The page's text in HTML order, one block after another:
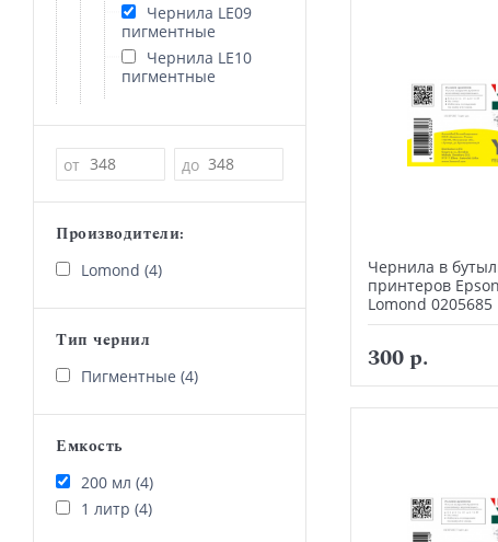
Чернила LE09
пигментные
Чернила LE10
пигментные
Цена
от до
Производители:
Lomond (4)
Тип чернил
Пигментные (4)
Емкость
200 мл (4)
1 литр (4)
Чернила в
принтеров
Lomond 0205685
300 р.